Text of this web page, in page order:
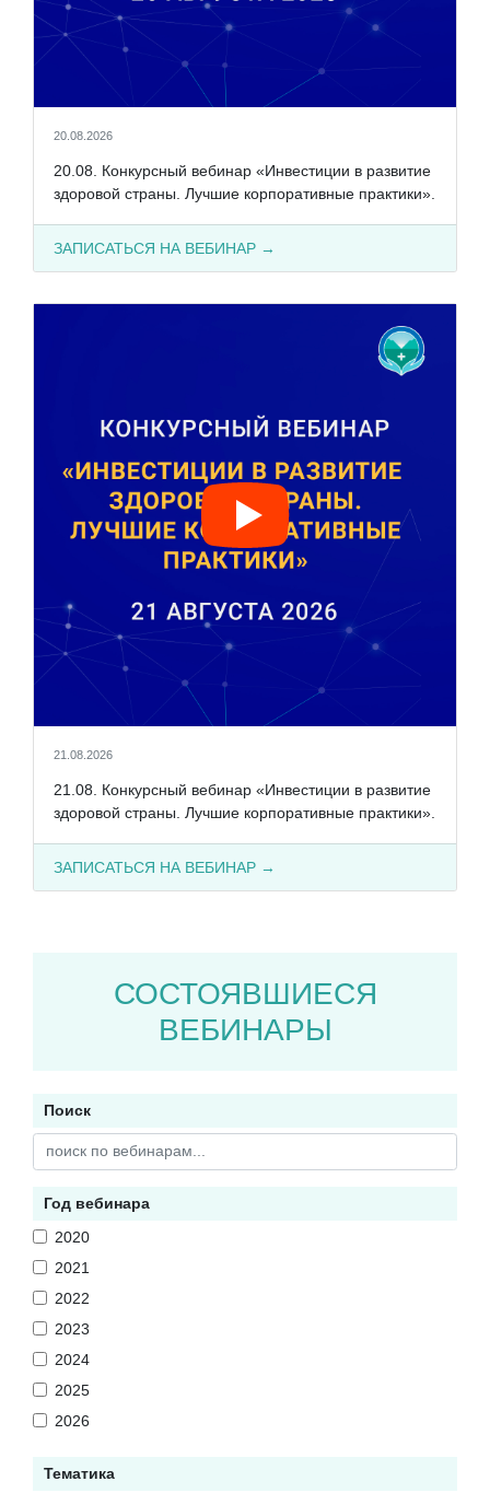
20.08.2026
20.08. Конкурсный вебинар «Инвестиции в развитие
здоровой страны. Лучшие корпоративные практики».
ЗАПИСАТЬСЯ НА ВЕБИНАР →
21.08.2026
21.08. Конкурсный вебинар «Инвестиции в развитие
здоровой страны. Лучшие корпоративные практики».
ЗАПИСАТЬСЯ НА ВЕБИНАР →
СОСТОЯВШИЕСЯ
ВЕБИНАРЫ
Поиск
Год вебинара
2020
2021
2022
2023
2024
2025
2026
Тематика